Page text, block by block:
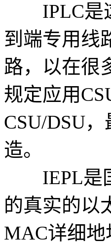
IPLC是这
到端专用线
路，以在很
规定应用
CSU/DSU
造。
IEPL是国
的真实的以
MAC详细